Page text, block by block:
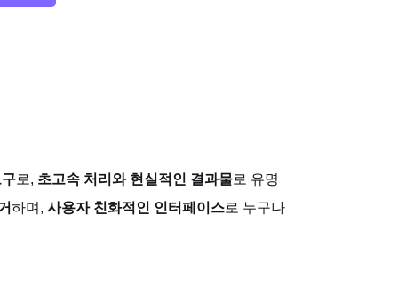
로, 초고속 처리와 현실적인 결과물로 유명
하며, 사용자 친화적인 인터페이스로 누구나